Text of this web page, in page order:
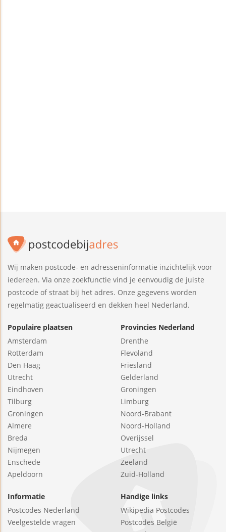
Wij maken postcode- en adresseninformatie inzichtelijk voor
iedereen. Via onze zoekfunctie vind je eenvoudig de juiste
postcode of straat bij het adres. Onze gegevens worden
regelmatig geactualiseerd en dekken heel Nederland.
Populaire plaatsen
Amsterdam
Rotterdam
Den Haag
Utrecht
Eindhoven
Tilburg
Groningen
Almere
Breda
Nijmegen
Enschede
Apeldoorn
Provincies Nederland
Drenthe
Flevoland
Friesland
Gelderland
Groningen
Limburg
Noord-Brabant
Noord-Holland
Overijssel
Utrecht
Zeeland
Zuid-Holland
Informatie
Postcodes Nederland
Veelgestelde vragen
Handige links
Wikipedia Postcodes
Postcodes België